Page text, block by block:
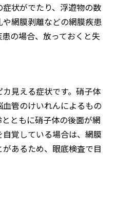
状がでたり、浮遊物の数
網膜剥離などの網膜疾患
の場合、放っておくと失
見える症状です。硝子体
管のけいれんによるもの
ともに硝子体の後面が網
覚している場合は、網膜
あるため、眼底検査で目